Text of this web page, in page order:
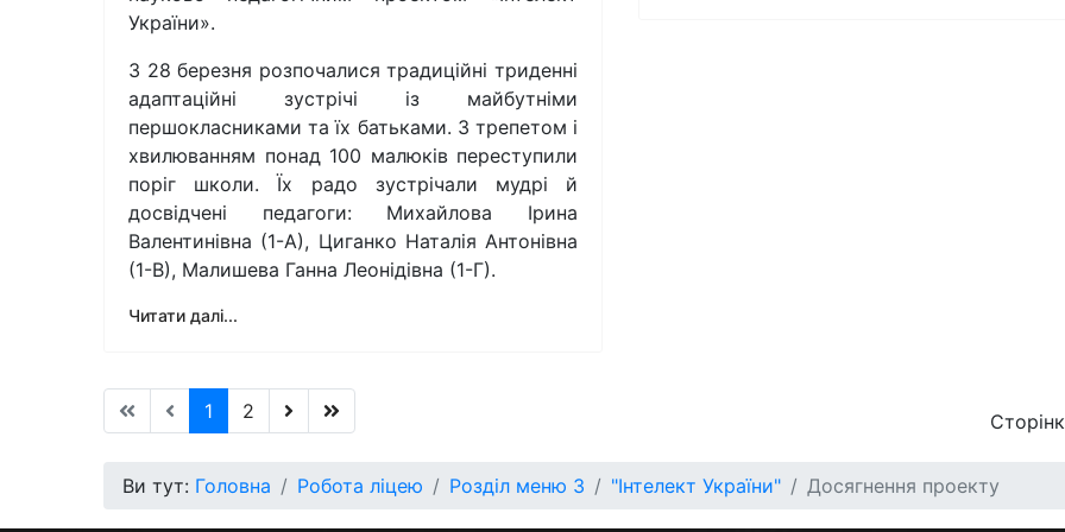
України».
З 28 березня розпочалися традиційні триденні
адаптаційні зустрічі із майбутніми
першокласниками та їх батьками. З трепетом і
хвилюванням понад 100 малюків переступили
поріг школи. Їх радо зустрічали мудрі й
досвідчені педагоги: Михайлова Ірина
Валентинівна (1-А), Циганко Наталія Антонівна
(1-В), Малишева Ганна Леонідівна (1-Г).
Читати далі...
1 2
Ви тут: Головна Робота ліцею Розділ меню 3 "Інтелект України" Досягнення проекту